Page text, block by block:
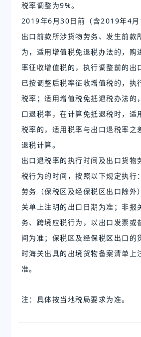
税率调整为9%。
2019年6月30日前（含2019年4月
出口前款所涉货物劳务、发生前款
为，适用增值税免退税办法的，购
率征收增值税的，执行调整前的出
已按调整后税率征收增值税的，执
税率；适用增值税免抵退税办法的
口退税率，在计算免抵退税时，适
税率的，适用税率与出口退税率之
退税计算。
出口退税率的执行时间及出口货物
税行为的时间，按照以下规定执行
劳务（保税区及经保税区出口除外
关单上注明的出口日期为准；非报
务、跨境应税行为，以出口发票或
间为准；保税区及经保税区出口的
时海关出具的出境货物备案清单上
准。
注：具体按当地税局要求为准。